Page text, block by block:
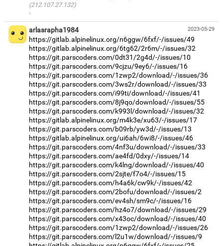
(212.107.27.132)
·
2023-05-29
arlasrapha1984
https://gitlab.alpinelinux.org/n6ggw/6fxf/-/issues/49
https://gitlab.alpinelinux.org/6tg62/2r6m/-/issues/32
https://git.parscoders.com/0dt31/2g4d/-/issues/10
https://git.parscoders.com/9cjzu/9ey6/-/issues/16
https://git.parscoders.com/1zwp2/download/-/issues/36
https://git.parscoders.com/3ws2r/download/-/issues/33
https://git.parscoders.com/i99ti/download/-/issues/41
https://git.parscoders.com/8j9qo/download/-/issues/55
https://git.parscoders.com/k993l/download/-/issues/32
https://gitlab.alpinelinux.org/m4k3e/xu63/-/issues/17
https://git.parscoders.com/b09rb/yw3d/-/issues/13
https://gitlab.alpinelinux.org/ui6ah/6wi8/-/issues/46
https://git.parscoders.com/4nf3u/download/-/issues/33
https://git.parscoders.com/ae4fd/0dxy/-/issues/14
https://git.parscoders.com/k4lng/download/-/issues/40
https://git.parscoders.com/2sjte/f7o4/-/issues/15
https://git.parscoders.com/h4a6k/cw9k/-/issues/42
https://git.parscoders.com/2bofu/download/-/issues/2
https://git.parscoders.com/ev4sh/sm9c/-/issues/16
https://git.parscoders.com/hz4o7/download/-/issues/29
https://git.parscoders.com/x43oc/download/-/issues/40
https://git.parscoders.com/1zwp2/download/-/issues/26
https://git.parscoders.com/l2u1w/download/-/issues/9